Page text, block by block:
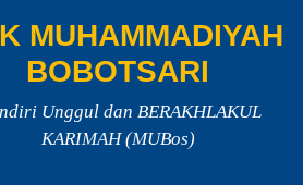
MUHAMMADIYAH
BOBOTSARI
Unggul dan BERAKHLAKUL
KARIMAH (MUBos)